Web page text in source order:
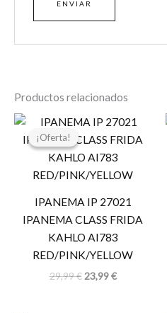
Productos relacionados
¡Oferta!
¡Oferta!
IPANEMA IP 27021
IPANEMA CLASS FRIDA
KAHLO AI783
RED/PINK/YELLOW
29,99€
El
original
era:
29,99 €.
23,99€
El
actual
es:
23,99 €.